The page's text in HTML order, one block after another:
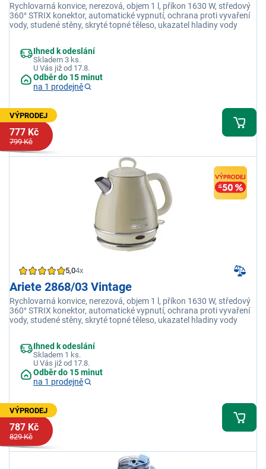
Rychlovarná konvice, nerezová, objem 1 l, příkon 1630 W, středový
360° STRIX konektor, automatické vypnutí, ochrana proti vyvaření
vody, studené stěny, skryté topné těleso, ukazatel hladiny vody
Ihned k odeslání
Skladem 3 ks.
U Vás již od 17.8.
Odběr do 15 minut
na 1 prodejně
VÝPRODEJ
777 Kč
799 Kč
5,04x
Ariete 2868/03 Vintage
Rychlovarná konvice, nerezová, objem 1 l, příkon 1630 W, středový
360° STRIX konektor, automatické vypnutí, ochrana proti vyvaření
vody, studené stěny, skryté topné těleso, ukazatel hladiny vody
Ihned k odeslání
Skladem 1 ks.
U Vás již od 17.8.
Odběr do 15 minut
na 1 prodejně
VÝPRODEJ
787 Kč
829 Kč